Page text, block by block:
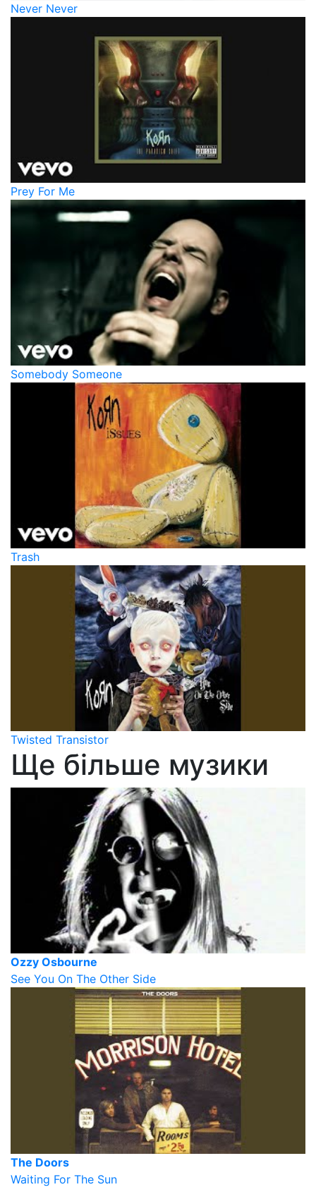
Never Never
Prey For Me
Somebody Someone
Trash
Twisted Transistor
Ще більше музики
Ozzy Osbourne
See You On The Other Side
The Doors
Waiting For The Sun